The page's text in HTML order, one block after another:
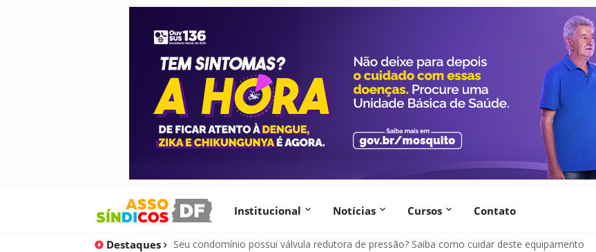
Institucional Notícias Cursos Contato
Destaques Seu condomínio possui válvula redutora de pressão? Saiba como cuidar deste equipamento